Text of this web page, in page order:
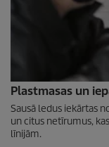
Plastmasas un
Sausā ledus iekārtas
un citus netīrumus,
līnijām.